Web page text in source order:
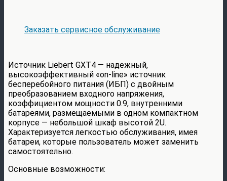
Заказать сервисное обслуживание
Источник Liebert GXT4 — надежный,
высокоэффективный «on-line» источник
бесперебойного питания (ИБП) с двойным
преобразованием входного напряжения,
коэффициентом мощности 0.9, внутренними
батареями, размещаемыми в одном компактном
корпусе — небольшой шкаф высотой 2U.
Характеризуется легкостью обслуживания, имея
батареи, которые пользователь может заменить
самостоятельно.
Основные возможности: